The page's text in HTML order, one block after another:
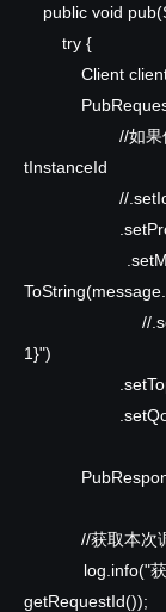
public void
try {
Client client =
PubRequest
//如果使用阿
tInstanceId
//
//
1}")
.setQos(0);//
PubResponse
//获取本次调
log.info("获取
getRequestId());